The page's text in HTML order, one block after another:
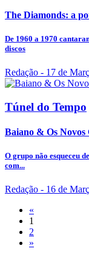
The Diamonds: a
De 1960 a 1970
discos
Redação - 17 de
Túnel do Tempo
Baiano & Os Novos
O grupo não esqueceu
com...
Redação - 16 de
«
1
2
»